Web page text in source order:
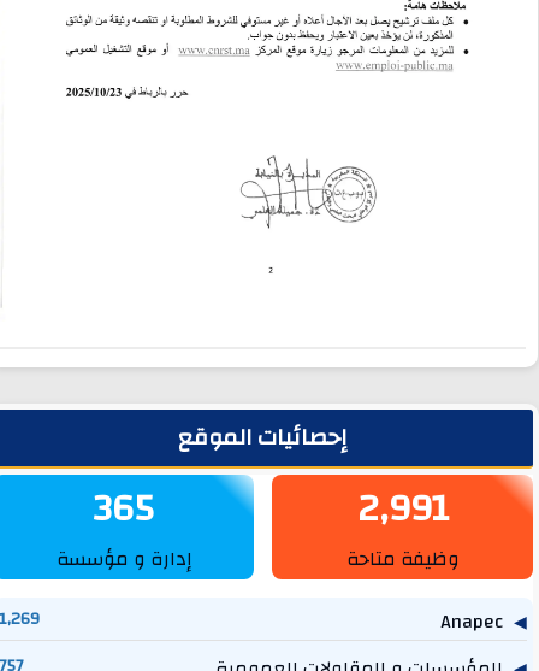
إحصائيات الموقع
2,991
وظيفة متاحة
365
إدارة و مؤسسة
Anapec
1,269